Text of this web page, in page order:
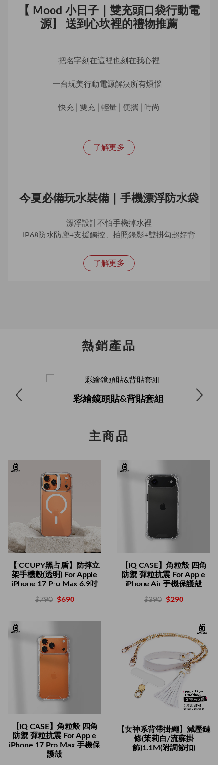
【 Mood 小日子｜雙充頭口袋行動電
源】 送到心坎裡的禮物推薦
把名字刻在這裡也刻在我心裡
一台玩美行動電源解決所有煩惱
快充│雙充│輕量│便攜│時尚
了解更多
今夏必備玩水裝備｜手機漂浮防水袋
漂浮設計不怕手機掉水裡
IP68防水防塵+支援觸控、拍照錄影+雙掛勾超好背
了解更多
熱銷產品
彩繪鏡頭貼&背貼套組
主商品
【iCCUPY黑占盾】防摔立
架手機殼(透明) For Apple
iPhone 17 Pro Max 6.9吋
$790 $690
【iQ CASE】角粒殼 四角
防禦 彈粒抗震 For Apple
iPhone Air 手機保護殼
$390 $290
【iQ CASE】角粒殼 四角
防禦 彈粒抗震 For Apple
iPhone 17 Pro Max 手機保
護殼
【女神系背帶掛繩】減壓鏈
條(茉莉白/流蘇掛
飾)1.1M(附調節扣)